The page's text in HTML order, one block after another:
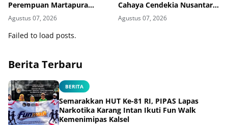
Perempuan Martapura
Meriahkan Fun Walk
Bersama Kakanwil
Agustus 07, 2026
Cahaya Cendekia Nusantara
Tingkatkan Literasi Hukum
Warga Binaan
Agustus 07, 2026
Failed to load posts.
Berita Terbaru
BERITA
Semarakkan HUT Ke-81 RI, PIPAS Lapas
Narkotika Karang Intan Ikuti Fun Walk
Kemenimipas Kalsel